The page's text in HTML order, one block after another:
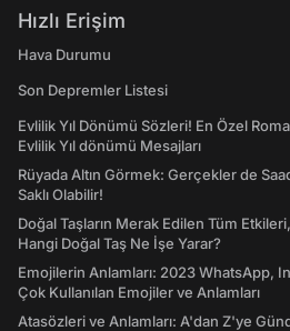
Hızlı Erişim
Hava Durumu
Son Depremler Listesi
Evlilik Yıl Dönümü Sözleri! En Özel
Evlilik Yıl dönümü Mesajları
Rüyada Altın Görmek: Gerçekler de
Saklı Olabilir!
Doğal Taşların Merak Edilen Tüm
Hangi Doğal Taş Ne İşe Yarar?
Emojilerin Anlamları: 2023 WhatsApp,
Çok Kullanılan Emojiler ve Anlamları
Atasözleri ve Anlamları: A'dan Z'ye